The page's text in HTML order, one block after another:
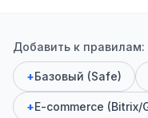
Добавить к правилам:
+Базовый (Safe)
+E-commerce (Bitrix/